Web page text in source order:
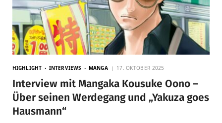
HIGHLIGHT INTERVIEWS MANGA 17. OKTOBER 2025
Interview mit Mangaka Kousuke Oono –
Über seinen Werdegang und „Yakuza goes
Hausmann“